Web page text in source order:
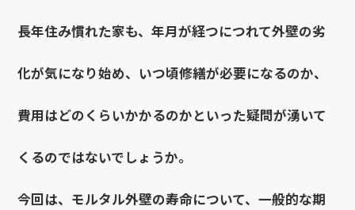
長年住み慣れた家も、年月が経つにつれて外壁の劣
化が気になり始め、いつ頃修繕が必要になるのか、
費用はどのくらいかかるのかといった疑問が湧いて
くるのではないでしょうか。
今回は、モルタル外壁の寿命について、一般的な期